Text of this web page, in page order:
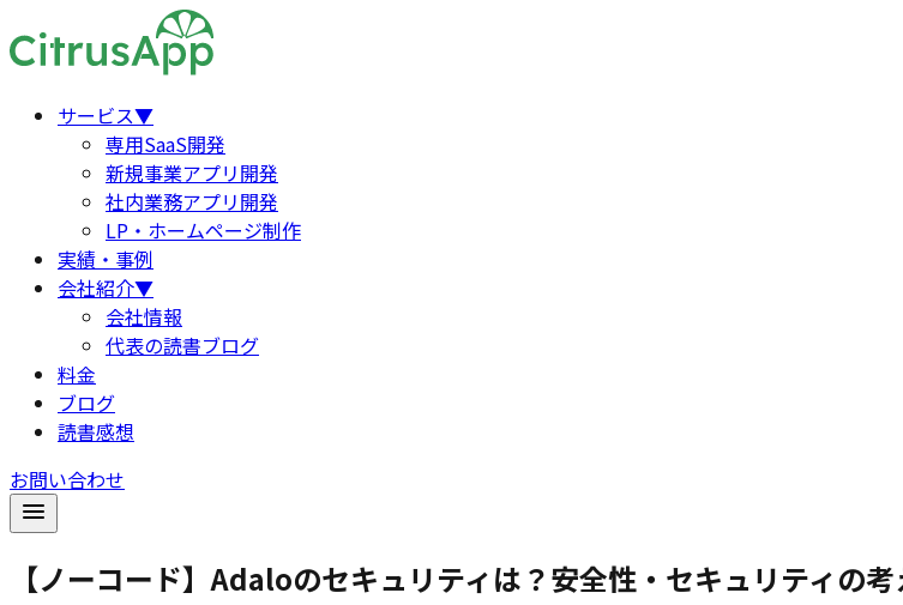
サービス▼
専用SaaS開発
新規事業アプリ開発
社内業務アプリ開発
LP・ホームページ制作
実績・事例
会社紹介▼
会社情報
代表の読書ブログ
料金
ブログ
読書感想
お問い合わせ
【ノーコード】Adaloのセキュリティは？安全性・セキュリティの